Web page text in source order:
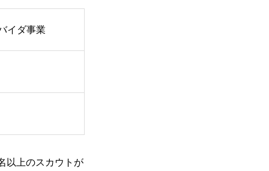
イダ事業
以上のスカウトが